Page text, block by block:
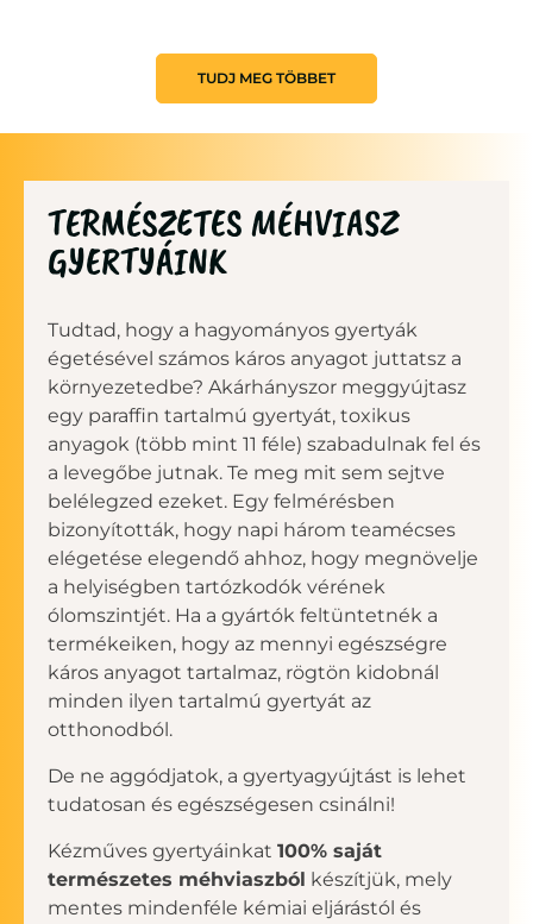
TUDJ MEG TÖBBET
TERMÉSZETES MÉHVIASZ
GYERTYÁINK
Tudtad, hogy a hagyományos gyertyák
égetésével számos káros anyagot juttatsz a
környezetedbe? Akárhányszor meggyújtasz
egy paraffin tartalmú gyertyát, toxikus
anyagok (több mint 11 féle) szabadulnak fel és
a levegőbe jutnak. Te meg mit sem sejtve
belélegzed ezeket. Egy felmérésben
bizonyították, hogy napi három teamécses
elégetése elegendő ahhoz, hogy megnövelje
a helyiségben tartózkodók vérének
ólomszintjét. Ha a gyártók feltüntetnék a
termékeiken, hogy az mennyi egészségre
káros anyagot tartalmaz, rögtön kidobnál
minden ilyen tartalmú gyertyát az
otthonodból.
De ne aggódjatok, a gyertyagyújtást is lehet
tudatosan és egészségesen csinálni!
Kézműves gyertyáinkat 100% saját
természetes méhviaszból készítjük, mely
mentes mindenféle kémiai eljárástól és